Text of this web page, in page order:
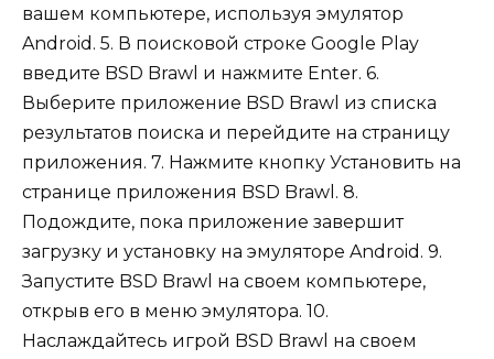
вашем компьютере, используя эмулятор
Android. 5. В поисковой строке Google Play
введите BSD Brawl и нажмите Enter. 6.
Выберите приложение BSD Brawl из списка
результатов поиска и перейдите на страницу
приложения. 7. Нажмите кнопку Установить на
странице приложения BSD Brawl. 8.
Подождите, пока приложение завершит
загрузку и установку на эмуляторе Android. 9.
Запустите BSD Brawl на своем компьютере,
открыв его в меню эмулятора. 10.
Наслаждайтесь игрой BSD Brawl на своем